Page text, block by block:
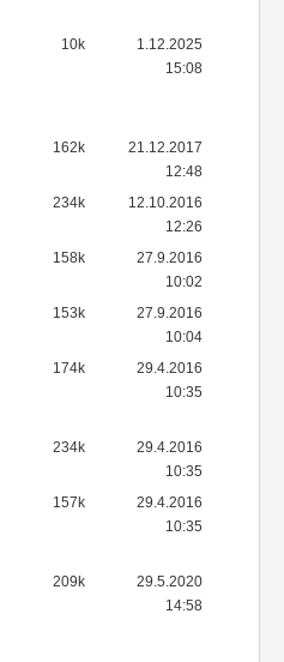
10k
1.12.2025
15:08
162k
21.12.2017
12:48
234k
12.10.2016
12:26
158k
27.9.2016
10:02
153k
27.9.2016
10:04
174k
29.4.2016
10:35
234k
29.4.2016
10:35
157k
29.4.2016
10:35
209k
29.5.2020
14:58